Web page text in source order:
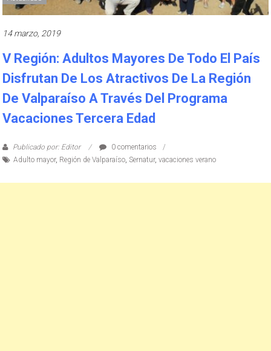
14 marzo, 2019
V Región: Adultos Mayores De Todo El País
Disfrutan De Los Atractivos De La Región
De Valparaíso A Través Del Programa
Vacaciones Tercera Edad
Publicado por: Editor
0 comentarios
Adulto mayor, Región de Valparaíso,Sernatur,vacaciones verano